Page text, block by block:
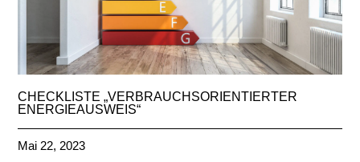
CHECKLISTE „VERBRAUCHSORIENTIERTER
ENERGIEAUSWEIS“
Mai 22, 2023